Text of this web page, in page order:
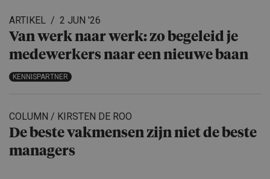
ARTIKEL 2 JUN '26
Van werk naar werk: zo begeleid je
medewerkers naar een nieuwe baan
KENNISPARTNER
COLUMN / KIRSTEN DE ROO
De beste vakmensen zijn niet de beste
managers